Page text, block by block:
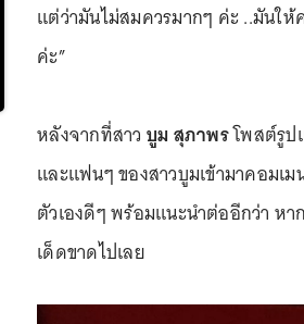
แต่ว่ามันไม่สมควรมากๆ ค่ะ ..มันใ
ค่ะ”
หลังจากที่สาว บูม สุภาพรโพสต์รูป
และแฟนๆ ของสาวบูมเข้ามาคอมเ
ตัวเองดีๆ พร้อมแนะนำต่ออีกว่า ห
เด็ดขาดไปเลย